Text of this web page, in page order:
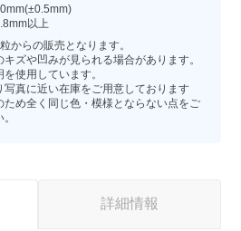
以上
からの販売となります。
キズや凹みが見られる場合があります。
を使用しています。
写真に近い在庫をご用意しております
ため全く同じ色・模様とならない点をご
詳細情報